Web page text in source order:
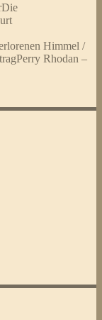
Die
Himmel /
Perry Rhodan –